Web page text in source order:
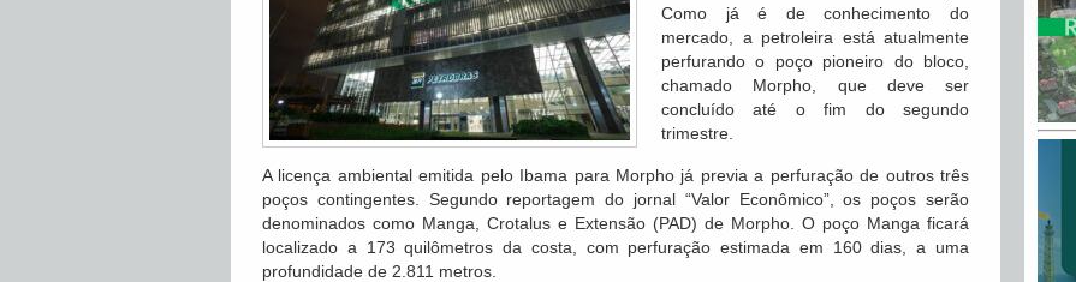
Como já é de conhecimento do
mercado, a petroleira está atualmente
perfurando o poço pioneiro do bloco,
chamado Morpho, que deve ser
concluído até o fim do segundo
trimestre.
A licença ambiental emitida pelo Ibama para Morpho já previa a perfuração de outros três
poços contingentes. Segundo reportagem do jornal “Valor Econômico”, os poços serão
denominados como Manga, Crotalus e Extensão (PAD) de Morpho. O poço Manga ficará
localizado a 173 quilômetros da costa, com perfuração estimada em 160 dias, a uma
profundidade de 2.811 metros.